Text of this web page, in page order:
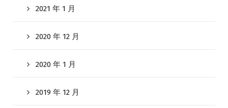
2021 年 1 月
2020 年 12 月
2020 年 1 月
2019 年 12 月